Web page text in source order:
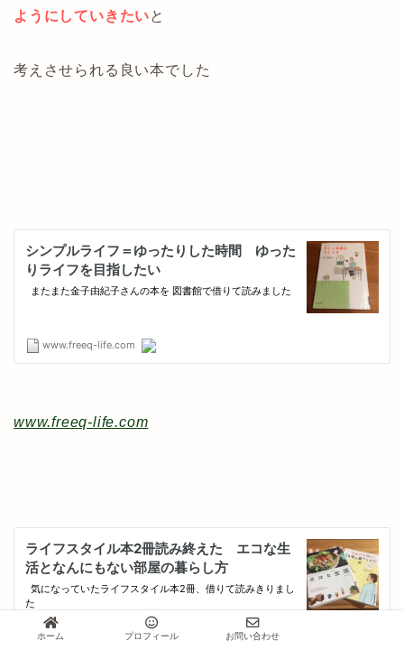
ようにしていきたいと
考えさせられる良い本でした
www.freeq-life.com
ホーム プロフィール お問い合わせ